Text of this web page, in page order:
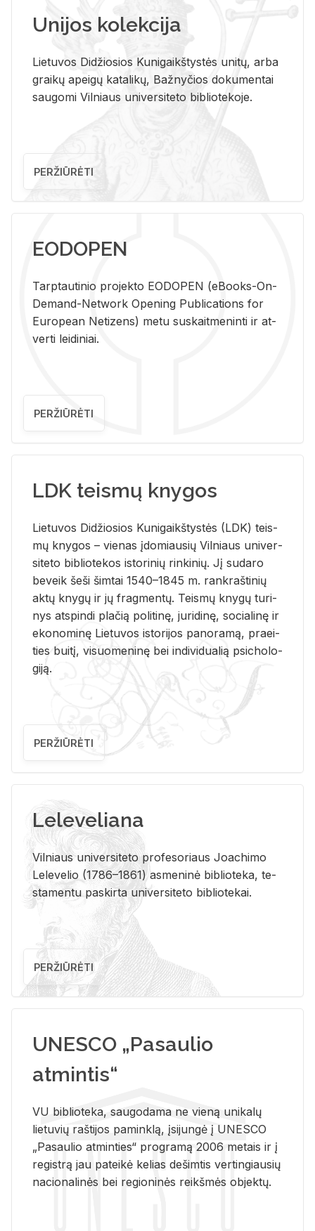
Unijos kolekcija
Lietuvos Didžiosios Kunigaikštystės unitų, arba
graikų apeigų katalikų, Bažnyčios dokumentai
saugomi Vilniaus universiteto bibliotekoje.
PERŽIŪRĖTI
EODOPEN
Tarp­tau­ti­nio pro­jek­to EO­DO­PEN (eBo­oks-On-
De­mand-Ne­twork Ope­ning Pub­li­ca­tions for
Eu­ro­pe­an Ne­ti­zens) metu su­skait­me­nin­ti ir at­
ver­ti lei­di­niai.
PERŽIŪRĖTI
LDK teismų knygos
Lie­tu­vos Di­džio­sios Ku­ni­gaikš­tys­tės (LDK) teis­
mų kny­gos – vie­nas įdo­miau­sių Vil­niaus uni­ver­
si­te­to bi­b­lio­te­kos is­to­ri­nių rin­ki­nių. Jį su­da­ro
be­veik šeši šim­tai 1540–1845 m. rank­raš­ti­nių
aktų kny­gų ir jų frag­men­tų. Teis­mų kny­gų tu­ri­
nys at­spin­di pla­čią po­li­ti­nę, ju­ri­di­nę, so­cia­li­nę ir
eko­no­mi­nę Lie­tu­vos is­to­ri­jos pa­no­ra­mą, pra­ei­
ties bui­tį, vi­suo­me­ni­nę bei in­di­vi­dua­lią psi­cho­lo­
gi­ją.
PERŽIŪRĖTI
Leleveliana
Vil­niaus uni­ver­si­te­to pro­fe­so­riaus Jo­a­chi­mo
Le­le­ve­lio (1786–1861) as­me­ni­nė bi­b­lio­te­ka, te­
sta­men­tu pa­skir­ta uni­ver­si­te­to bi­b­lio­te­kai.
PERŽIŪRĖTI
UNESCO „Pasaulio
atmintis“
VU biblioteka, saugodama ne vieną unikalų
lietuvių raštijos paminklą, įsijungė į UNESCO
„Pasaulio atminties“ programą 2006 metais ir į
registrą jau pateikė kelias dešimtis vertingiausių
nacionalinės bei regioninės reikšmės objektų.